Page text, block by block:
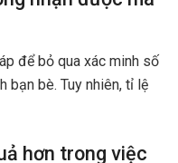
để bỏ qua xác minh số
bạn bè. Tuy nhiên, tỉ lệ
hơn trong việc